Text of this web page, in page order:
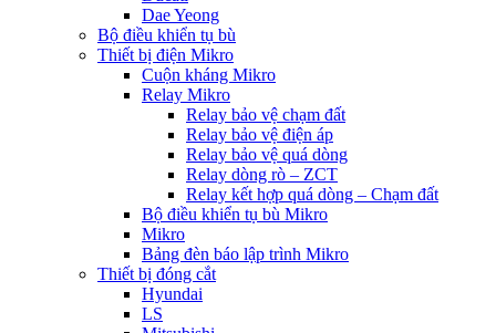
Dae Yeong
Bộ điều khiển tụ bù
Thiết bị điện Mikro
Cuộn kháng Mikro
Relay Mikro
Relay bảo vệ chạm đất
Relay bảo vệ điện áp
Relay bảo vệ quá dòng
Relay dòng rò – ZCT
Relay kết hợp quá dòng – Chạm đất
Bộ điều khiển tụ bù Mikro
Mikro
Bảng đèn báo lập trình Mikro
Thiết bị đóng cắt
Hyundai
LS